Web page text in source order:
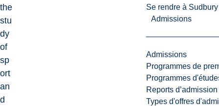
Se rendre à Sudbury
Admissions
Admissions
Programmes de
Programmes
Reports d’admission
Types d'offres
the
stu
dy
of
sp
ort
an
d